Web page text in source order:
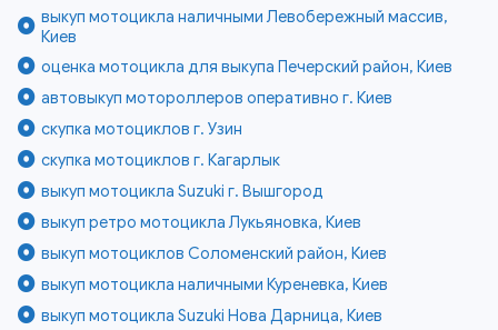
выкуп мотоцикла наличными Левобережный массив,
Киев
оценка мотоцикла для выкупа Печерский район, Киев
автовыкуп мотороллеров оперативно г. Киев
скупка мотоциклов г. Узин
скупка мотоциклов г. Кагарлык
выкуп мотоцикла Suzuki г. Вышгород
выкуп ретро мотоцикла Лукьяновка, Киев
выкуп мотоциклов Соломенский район, Киев
выкуп мотоцикла наличными Куреневка, Киев
выкуп мотоцикла Suzuki Нова Дарница, Киев